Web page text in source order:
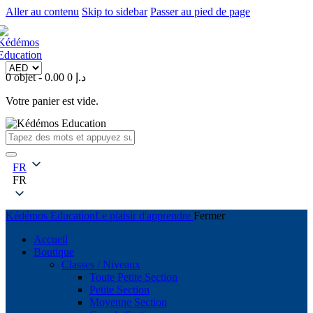
Aller au contenu Skip to sidebar Passer au pied de page
0 objet- 0.00 د.إ 0
Votre panier est vide.
FR
FR
Kédémos EducationLe plaisir d'apprendre Fermer
Accueil
Boutique
Classes / Niveaux
Toute Petite Section
Petite Section
Moyenne Section